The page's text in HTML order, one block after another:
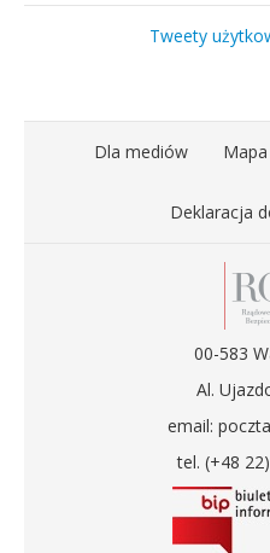
Tweety
Dla mediów
Deklaracja
00-583
Al.
email:
tel. (+48